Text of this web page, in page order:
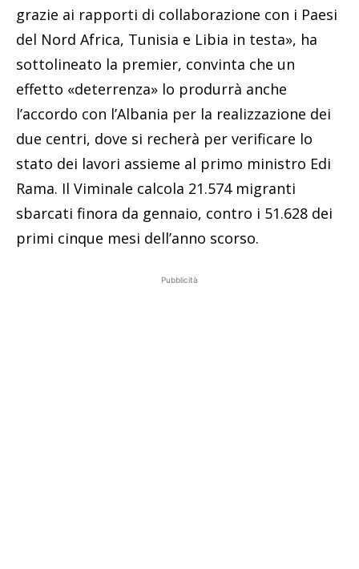
grazie ai rapporti di collaborazione con i Paesi
del Nord Africa, Tunisia e Libia in testa», ha
sottolineato la premier, convinta che un
effetto «deterrenza» lo produrrà anche
l’accordo con l’Albania per la realizzazione dei
due centri, dove si recherà per verificare lo
stato dei lavori assieme al primo ministro Edi
Rama. Il Viminale calcola 21.574 migranti
sbarcati finora da gennaio, contro i 51.628 dei
primi cinque mesi dell’anno scorso.
Pubblicità